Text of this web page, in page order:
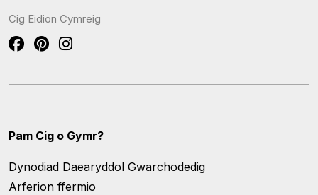
Cig Eidion Cymreig
Pam Cig o Gymr?
Dynodiad Daearyddol Gwarchodedig
Arferion ffermio